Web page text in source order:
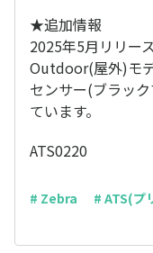
★追加情報
2025年5月リリー
Outdoor(屋外)モ
センサー(ブラッ
ています。
ATS0220
# Zebra # ATS(プ